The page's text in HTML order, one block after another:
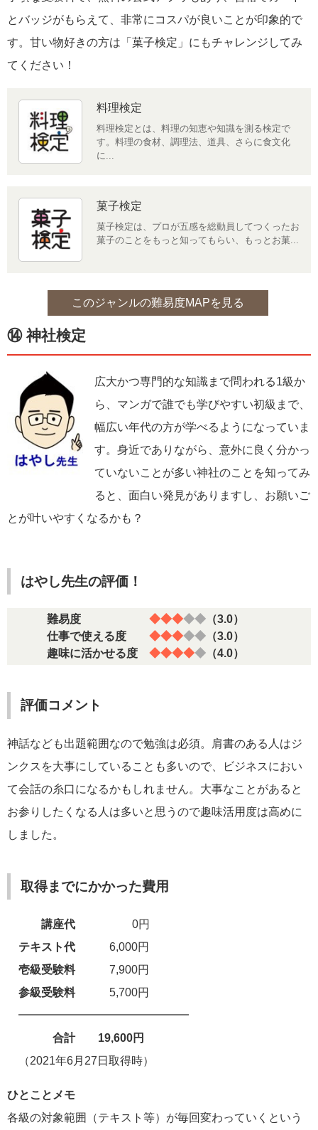
とバッジがもらえて、非常にコスパが良いことが印象的で
す。甘い物好きの方は「菓子検定」にもチャレンジしてみ
てください！
料理検定
料理検定とは、料理の知恵や知識を測る検定で
す。料理の食材、調理法、道具、さらに食文化
に...
菓子検定
菓子検定は、プロが五感を総動員してつくったお
菓子のことをもっと知ってもらい、もっとお菓...
このジャンルの難易度MAPを見る
⑭ 神社検定
広大かつ専門的な知識まで問われる1級か
ら、マンガで誰でも学びやすい初級まで、
幅広い年代の方が学べるようになっていま
す。身近でありながら、意外に良く分かっ
ていないことが多い神社のことを知ってみ
ると、面白い発見がありますし、お願いご
とが叶いやすくなるかも？
はやし先生の評価！
難易度 ◆◆◆◆◆ （3.0）
仕事で使える度 ◆◆◆◆◆ （3.0）
趣味に活かせる度 ◆◆◆◆◆ （4.0）
評価コメント
神話なども出題範囲なので勉強は必須。肩書のある人はジ
ンクスを大事にしていることも多いので、ビジネスにおい
て会話の糸口になるかもしれません。大事なことがあると
お参りしたくなる人は多いと思うので趣味活用度は高めに
しました。
取得までにかかった費用
講座代 0円
テキスト代 6,000円
壱級受験料7,900円
参級受験料5,700円
━━━━━━━━━━━━━━━
合計 19,600円
（2021年6月27日取得時）
ひとことメモ
各級の対象範囲（テキスト等）が毎回変わっていくという